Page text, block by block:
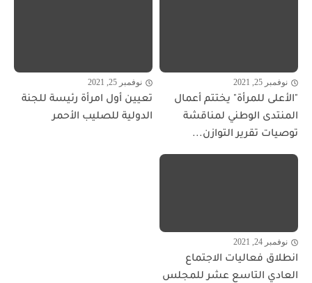
نوفمبر 25, 2021
"الأعلى للمرأة" يختتم أعمال
المنتدى الوطني لمناقشة
توصيات تقرير التوازن...
نوفمبر 25, 2021
تعيين أول امرأة رئيسة للجنة
الدولية للصليب الأحمر
نوفمبر 24, 2021
انطلاق فعاليات الاجتماع
العادي التاسع عشر للمجلس